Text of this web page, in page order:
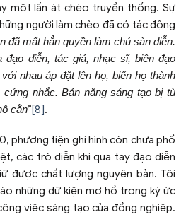
một lấn át chèo truyền thống. Sự
người làm chèo đã có tác động
đã mất hẳn quyền làm chủ sàn diễn.
đạo diễn, tác giả, nhạc sĩ, biên đạo
nhau áp đặt lên họ, biến họ thành
nhắc. Bản năng sáng tạo bị tù
cằn”[8].
phương tiện ghi hình còn chưa phổ
các trò diễn khi qua tay đạo diễn
được chất lượng nguyên bản. Tôi
những dữ kiện mơ hồ trong ký ức
việc sáng tạo của đồng nghiệp.